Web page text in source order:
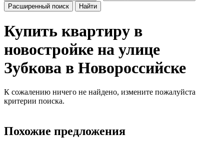
Расширенный поиск Найти
Купить квартиру в
новостройке на улице
Зубкова в Новороссийске
К сожалению ничего не найдено, измените пожалуйста
критерии поиска.
Похожие предложения